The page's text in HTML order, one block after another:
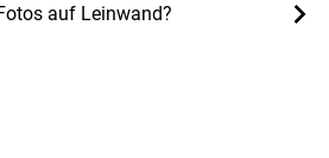
auf Leinwand?